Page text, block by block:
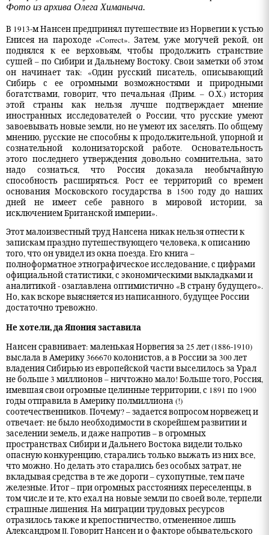
Фото из архива Олега Химаныча.
В 1913-м Нансен предпринял путешествие из Норвегии к устью
Енисея на пароходе «Correct». Затем, уже могучей рекой, он
поднялся к ее верховьям, чтобы продолжить странствие
сушей – по Сибири и Дальнему Востоку. Свои заметки об этом
он начинает так: «Один русский писатель, описывающий
Сибирь с ее огромными возможностями и природными
богатствами, говорит, что печальная (Прим. – О.Х.) история
этой страны как нельзя лучше подтверждает мнение
иностранных исследователей о России, что русские умеют
завоевывать новые земли, но не умеют их заселять. По общему
мнению, русские не способны к продолжительной, упорной и
сознательной колонизаторской работе. Основательность
этого последнего утверждения довольно сомнительна, зато
надо сознаться, что Россия доказала необычайную
способность расширяться. Рост ее территорий со времен
основания Московского государства в 1500 году до наших
дней не имеет себе равного в мировой истории, за
исключением Британской империи».
Этот малоизвестный труд Нансена никак нельзя отнести к
запискам праздно путешествующего человека, к описанию
того, что он увидел из окна поезда. Его книга –
полноформатное этнографическое исследование, с цифрами
официальной статистики, с экономическими выкладками и
аналитикой - озаглавлена оптимистично «В страну будущего».
Но, как вскоре выясняется из написанного, будущее России
достаточно тревожно.
Не хотели, да Япония заставила
Нансен сравнивает: маленькая Норвегия за 25 лет (1886-1910)
выслала в Америку 366670 колонистов, а в России за 300 лет
владения Сибирью из европейской части выселилось за Урал
не больше 3 миллионов – ничтожно мало! Больше того, Россия,
имевшая свои огромные целинные территории, с 1891 по 1900
годы отправила в Америку полмиллиона (!)
соотечественников. Почему? – задается вопросом норвежец и
отвечает: не было необходимости в скорейшем развитии и
заселении земель, и даже напротив – в огромных
пространствах Сибири и Дальнего Востока видели только
опасную конкуренцию, старались только выжать из них все,
что можно. Но делать это старались без особых затрат, не
вкладывая средства в те же дороги – сухопутные, тем паче
железные. Итог – при огромных расстояниях переселенцы, в
том числе и те, кто ехал на новые земли по своей воле, терпели
страшные лишения. На миграции трудовых ресурсов
отразилось также и крепостничество, отмененное лишь
Александром II. Говорит Нансен и о факторе обывательского